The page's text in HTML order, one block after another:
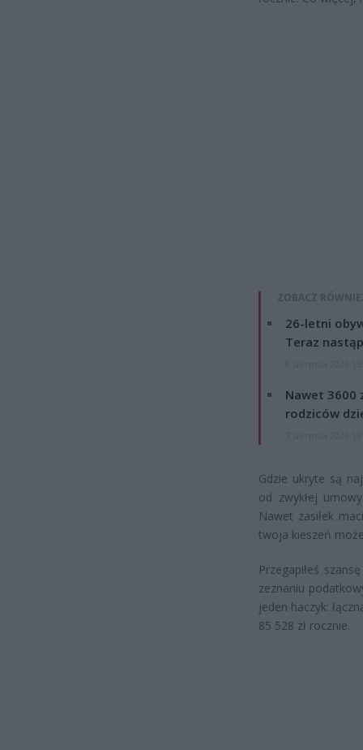
ZOBACZ
26-letni
Teraz
Nawet 3600
rodziców
Gdzie ukryte są
od zwykłej
Nawet zasiłek
twoja kieszeń
Przegapiłeś
zeznaniu
jeden haczyk:
85 528 zł rocznie.